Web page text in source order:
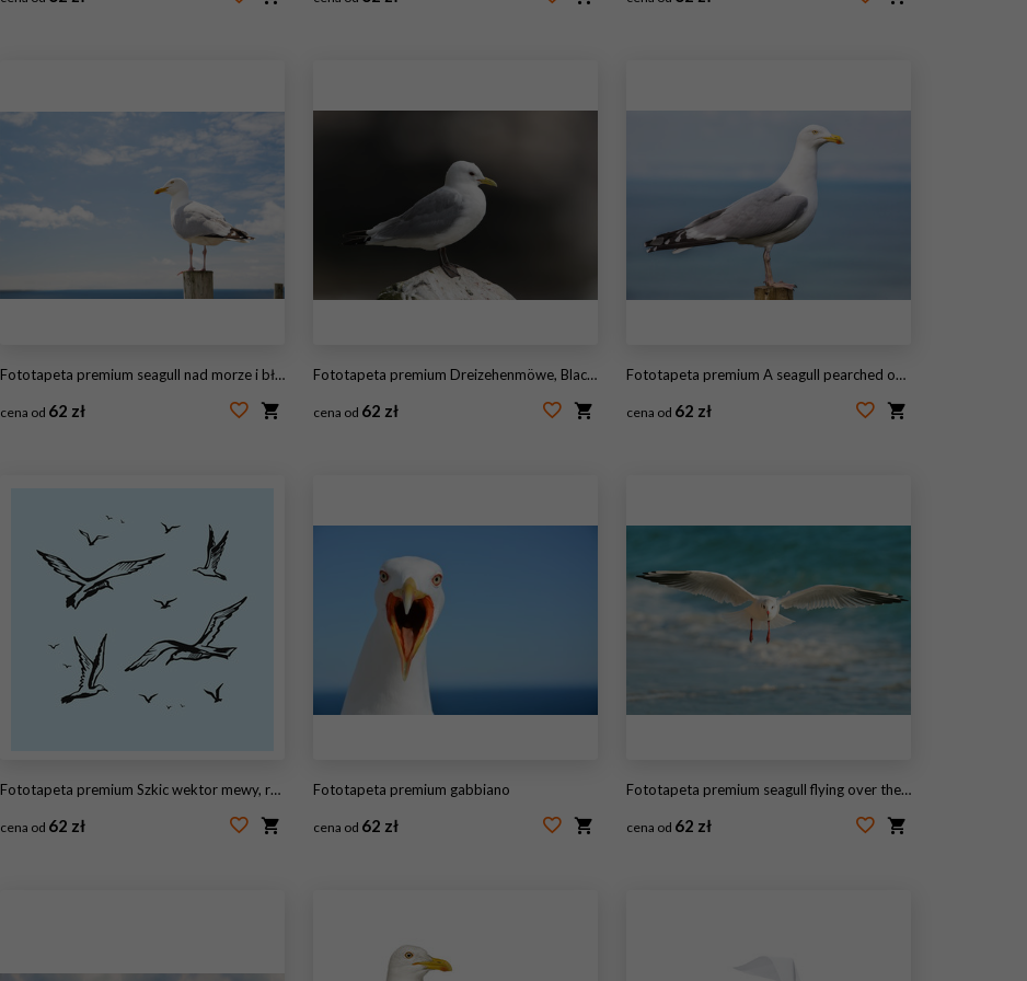
Fototapeta premium seagull nad morze i błękitne niebo
cena od 62 zł
Fototapeta premium Dreizehenmöwe, Black-legged Kittiwake, Rissa tridactyla
cena od 62 zł
Fototapeta premium A seagull pearched on a post.
cena od 62 zł
Fototapeta premium Szkic wektor mewy, rysunek odręczny
cena od 62 zł
Fototapeta premium gabbiano
cena od 62 zł
Fototapeta premium seagull flying over the sea
cena od 62 zł